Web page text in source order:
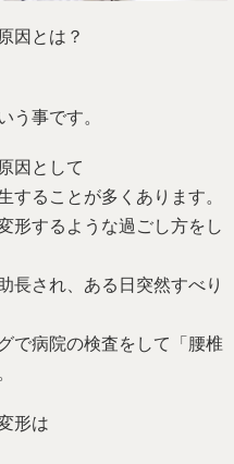
因とは？
う事です。
因として
することが多くあります。
形するような過ごし方をし
長され、ある日突然すべり
で病院の検査をして「腰椎
形は